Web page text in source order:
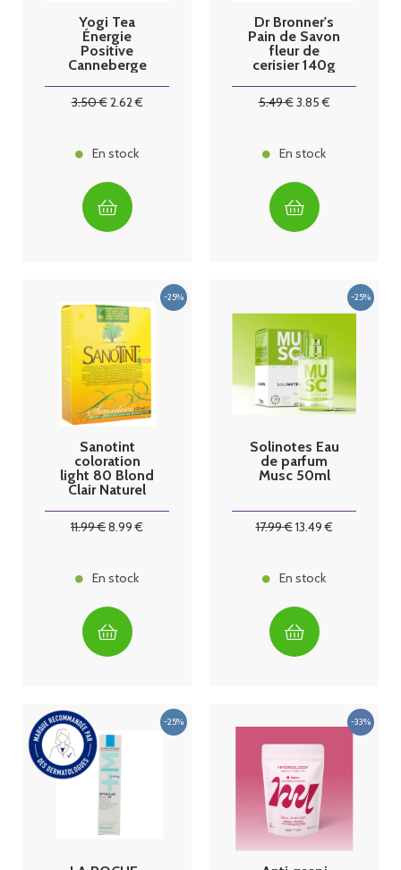
Yogi Tea
Énergie
Positive
Canneberge
3.50€2.62€
En stock
Dr Bronner's
Pain de Savon
fleur de
cerisier 140g
5.49€3.85€
En stock
Sanotint
coloration
light 80 Blond
Clair Naturel
11.99€8.99 €
En stock
Solinotes Eau
de parfum
Musc 50ml
17.99€13.49€
En stock